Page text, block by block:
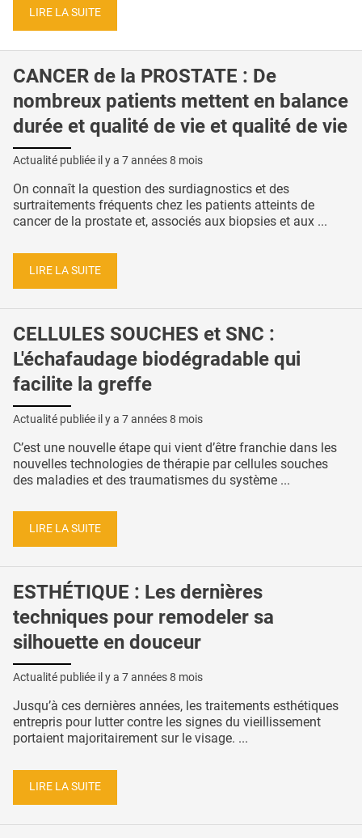
LIRE LA SUITE
CANCER de la PROSTATE : De
nombreux patients mettent en balance
durée et qualité de vie et qualité de vie
Actualité publiée il y a 7 années 8 mois
On connaît la question des surdiagnostics et des
surtraitements fréquents chez les patients atteints de
cancer de la prostate et, associés aux biopsies et aux ...
LIRE LA SUITE
CELLULES SOUCHES et SNC :
L'échafaudage biodégradable qui
facilite la greffe
Actualité publiée il y a 7 années 8 mois
C’est une nouvelle étape qui vient d’être franchie dans les
nouvelles technologies de thérapie par cellules souches
des maladies et des traumatismes du système ...
LIRE LA SUITE
ESTHÉTIQUE : Les dernières
techniques pour remodeler sa
silhouette en douceur
Actualité publiée il y a 7 années 8 mois
Jusqu’à ces dernières années, les traitements esthétiques
entrepris pour lutter contre les signes du vieillissement
portaient majoritairement sur le visage. ...
LIRE LA SUITE